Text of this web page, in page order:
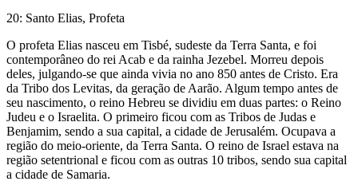
20: Santo Elias, Profeta
O profeta Elias nasceu em Tisbé, sudeste da Terra Santa, e foi
contemporâneo do rei Acab e da rainha Jezebel. Morreu depois
deles, julgando-se que ainda vivia no ano 850 antes de Cristo. Era
da Tribo dos Levitas, da geração de Aarão. Algum tempo antes de
seu nascimento, o reino Hebreu se dividiu em duas partes: o Reino
Judeu e o Israelita. O primeiro ficou com as Tribos de Judas e
Benjamim, sendo a sua capital, a cidade de Jerusalém. Ocupava a
região do meio-oriente, da Terra Santa. O reino de Israel estava na
região setentrional e ficou com as outras 10 tribos, sendo sua capital
a cidade de Samaria.